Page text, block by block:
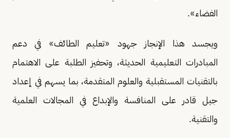
الفضاء».
ويجسد هذا الإنجاز جهود «تعليم الطائف» في دعم
المبادرات التعليمية الحديثة، وتحفيز الطلبة على الاهتمام
بالتقنيات المستقبلية والعلوم المتقدمة، بما يسهم في إعداد
جيل قادر على المنافسة والإبداع في المجالات العلمية
والتقنية.